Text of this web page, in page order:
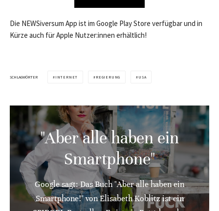
Die NEWSiversum App ist im Google Play Store verfügbar und in
Kürze auch für Apple Nutzer:innen erhältlich!
SCHLAGWÖRTER INTERNET REGIERUNG USA
"Aber alle haben ein
Smartphone"
Google sagt: Das Buch "Aber alle haben ein
Smartphone!" von Elisabeth Koblitz ist ein